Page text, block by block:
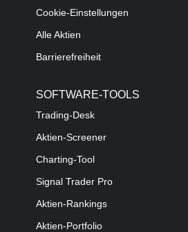
Cookie-Einstellungen
Alle Aktien
Barrierefreiheit
SOFTWARE-TOOLS
Trading-Desk
Aktien-Screener
Charting-Tool
Signal Trader Pro
Aktien-Rankings
Aktien-Portfolio